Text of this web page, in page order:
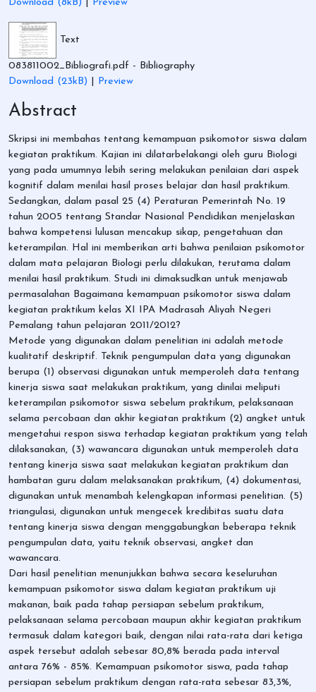
Download (8kB) Preview
Text
083811002_Bibliografi.pdf - Bibliography
Download (23kB)
Preview
Abstract
Skripsi ini membahas tentang kemampuan psikomotor siswa dalam
kegiatan praktikum. Kajian ini dilatarbelakangi oleh guru Biologi
yang pada umumnya lebih sering melakukan penilaian dari aspek
kognitif dalam menilai hasil proses belajar dan hasil praktikum.
Sedangkan, dalam pasal 25 (4) Peraturan Pemerintah No. 19
tahun 2005 tentang Standar Nasional Pendidikan menjelaskan
bahwa kompetensi lulusan mencakup sikap, pengetahuan dan
keterampilan. Hal ini memberikan arti bahwa penilaian psikomotor
dalam mata pelajaran Biologi perlu dilakukan, terutama dalam
menilai hasil praktikum. Studi ini dimaksudkan untuk menjawab
permasalahan Bagaimana kemampuan psikomotor siswa dalam
kegiatan praktikum kelas XI IPA Madrasah Aliyah Negeri
Pemalang tahun pelajaran 2011/2012?
Metode yang digunakan dalam penelitian ini adalah metode
kualitatif deskriptif. Teknik pengumpulan data yang digunakan
berupa (1) observasi digunakan untuk memperoleh data tentang
kinerja siswa saat melakukan praktikum, yang dinilai meliputi
keterampilan psikomotor siswa sebelum praktikum, pelaksanaan
selama percobaan dan akhir kegiatan praktikum (2) angket untuk
mengetahui respon siswa terhadap kegiatan praktikum yang telah
dilaksanakan, (3) wawancara digunakan untuk memperoleh data
tentang kinerja siswa saat melakukan kegiatan praktikum dan
hambatan guru dalam melaksanakan praktikum, (4) dokumentasi,
digunakan untuk menambah kelengkapan informasi penelitian. (5)
triangulasi, digunakan untuk mengecek kredibitas suatu data
tentang kinerja siswa dengan menggabungkan beberapa teknik
pengumpulan data, yaitu teknik observasi, angket dan
wawancara.
Dari hasil penelitian menunjukkan bahwa secara keseluruhan
kemampuan psikomotor siswa dalam kegiatan praktikum uji
makanan, baik pada tahap persiapan sebelum praktikum,
pelaksanaan selama percobaan maupun akhir kegiatan praktikum
termasuk dalam kategori baik, dengan nilai rata-rata dari ketiga
aspek tersebut adalah sebesar 80,8% berada pada interval
antara 76% - 85%. Kemampuan psikomotor siswa, pada tahap
persiapan sebelum praktikum dengan rata-rata sebesar 83,3%,